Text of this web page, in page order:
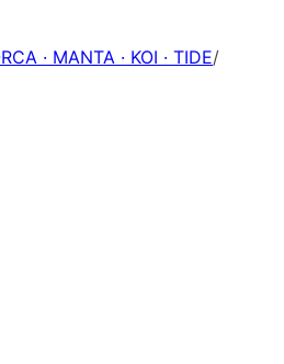
· MANTA · KOI · TIDE/